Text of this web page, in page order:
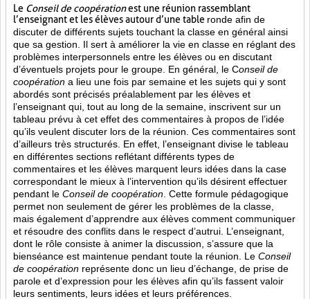
Le Conseil de coopérationest une réunion rassemblant
l’enseignant et les élèves autour d’une table ronde afin de
discuter de différents sujets touchant la classe en général ainsi
que sa gestion. Il sert à améliorer la vie en classe en réglant des
problèmes interpersonnels entre les élèves ou en discutant
d’éventuels projets pour le groupe. En général, le Conseil de
coopération a lieu une fois par semaine et les sujets qui y sont
abordés sont précisés préalablement par les élèves et
l’enseignant qui, tout au long de la semaine, inscrivent sur un
tableau prévu à cet effet des commentaires à propos de l’idée
qu’ils veulent discuter lors de la réunion. Ces commentaires sont
d’ailleurs très structurés. En effet, l’enseignant divise le tableau
en différentes sections reflétant différents types de
commentaires et les élèves marquent leurs idées dans la case
correspondant le mieux à l’intervention qu’ils désirent effectuer
pendant le Conseil de coopération . Cette formule pédagogique
permet non seulement de gérer les problèmes de la classe,
mais également d’apprendre aux élèves comment communiquer
et résoudre des conflits dans le respect d’autrui. L’enseignant,
dont le rôle consiste à animer la discussion, s’assure que la
bienséance est maintenue pendant toute la réunion. Le Conseil
de coopération représente donc un lieu d’échange, de prise de
parole et d’expression pour les élèves afin qu’ils fassent valoir
leurs sentiments, leurs idées et leurs préférences.